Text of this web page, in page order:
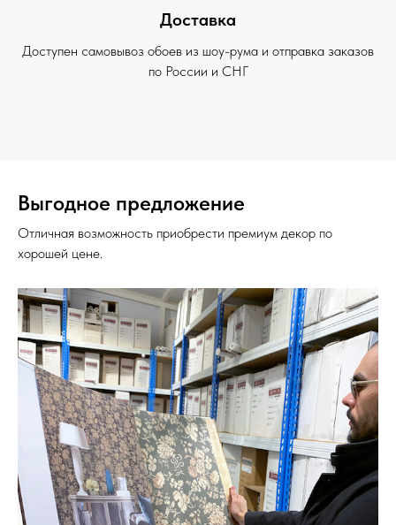
Доставка
Доступен самовывоз обоев из шоу-рума и отправка заказов
по России и СНГ
Выгодное предложение
Отличная возможность приобрести премиум декор по
хорошей цене.